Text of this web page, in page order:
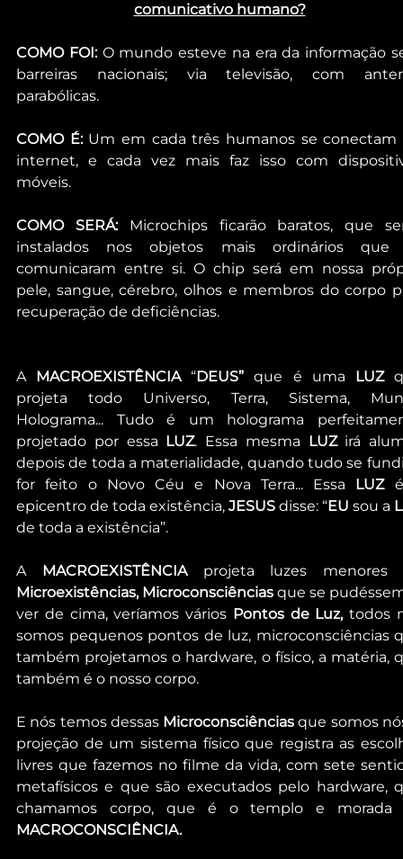
comunicativo humano?
COMO FOI: O mundo esteve na era da informação
barreiras nacionais; via televisão, com
parabólicas.
COMO É: Um em cada três humanos se conectam
internet, e cada vez mais faz isso com
móveis.
COMO SERÁ: Microchips ficarão baratos, que
instalados nos objetos mais ordinários que
comunicaram entre si. O chip será em nossa
pele, sangue, cérebro, olhos e membros do corpo
recuperação de deficiências.
A MACROEXISTÊNCIA “DEUS” que é uma LUZ
projeta todo Universo, Terra, Sistema,
Holograma... Tudo é um holograma
projetado por essa LUZ. Essa mesma LUZ irá
depois de toda a materialidade, quando tudo se
for feito o Novo Céu e Nova Terra... Essa LUZ é
epicentro de toda existência, JESUS disse: “EU sou a
de toda a existência”.
A
MACROEXISTÊNCIA
Microexistências, Microconsciências que se
ver de cima, veríamos vários Pontos de Luz, todos
somos pequenos pontos de luz, microconsciências
também projetamos o hardware, o físico, a matéria,
também é o nosso corpo.
E nós temos dessas Microconsciências que somos
projeção de um sistema físico que registra as
livres que fazemos no filme da vida, com sete
metafísicos e que são executados pelo hardware,
MACROCONSCIÊNCIA.